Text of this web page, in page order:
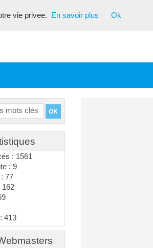
: 1561
: 9
77
162
413
vie privee. En savoir plus Ok